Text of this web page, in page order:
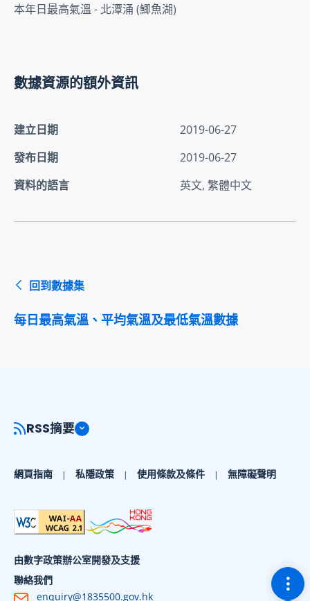
本年日最高氣溫 - 北潭涌 (鯽魚湖)
數據資源的額外資訊
建立日期
2019-06-27
發布日期
2019-06-27
資料的語言
英文, 繁體中文
回到數據集
每日最高氣溫、平均氣溫及最低氣溫數據
切
RSS摘要
網頁指南 私隱政策 使用條款及條件 無障礙聲明
由數字政策辦公室開發及支援
聯絡我們
enquiry@1835500.gov.hk